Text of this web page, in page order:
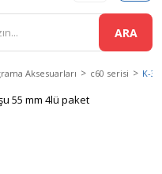
ARA
Aksesuarları c60 serisi K-